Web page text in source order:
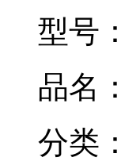
型号：
品名：
分类：